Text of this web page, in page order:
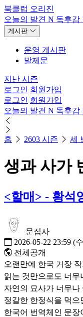
북클럽 오리진
오늘의 발견 N 독후감
게시판
운영 게시판
발제문
지난 시즌
로그인 회원가입
로그인 회원가입
오늘의 발견 N 독후감
홈 2603 시즌 세
생과 사가
<할매> - 황석
문집사
2026-05-22 23:59 (
전체공개
오랜만에 한국 거장
읽는 것만으로도 너
자연의 묘사가 너무
정갈한 한정식을 먹으
한국어 번역체인 문